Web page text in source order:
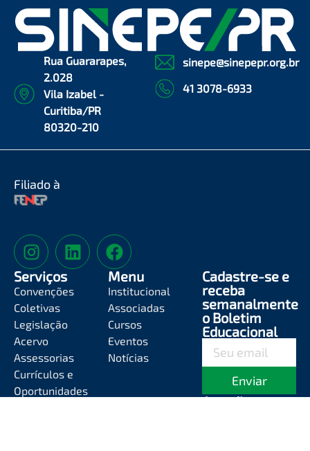
Rua Guararapes,
2.028
Vila Izabel -
Curitiba/PR
80320-210
sinepe@sinepepr.org.br
41 3078-6933
Filiado à
Serviços
Convenções
Coletivas
Legislação
Acervo
Assessorias
Currículos e
Oportunidades
Menu
Institucional
Associadas
Cursos
Eventos
Notícias
Cadastre-se e
receba
semanalmente
o Boletim
Educacional
Enviar
Atendimento